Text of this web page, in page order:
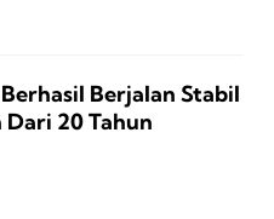
Berjalan Stabil
Dari 20 Tahun